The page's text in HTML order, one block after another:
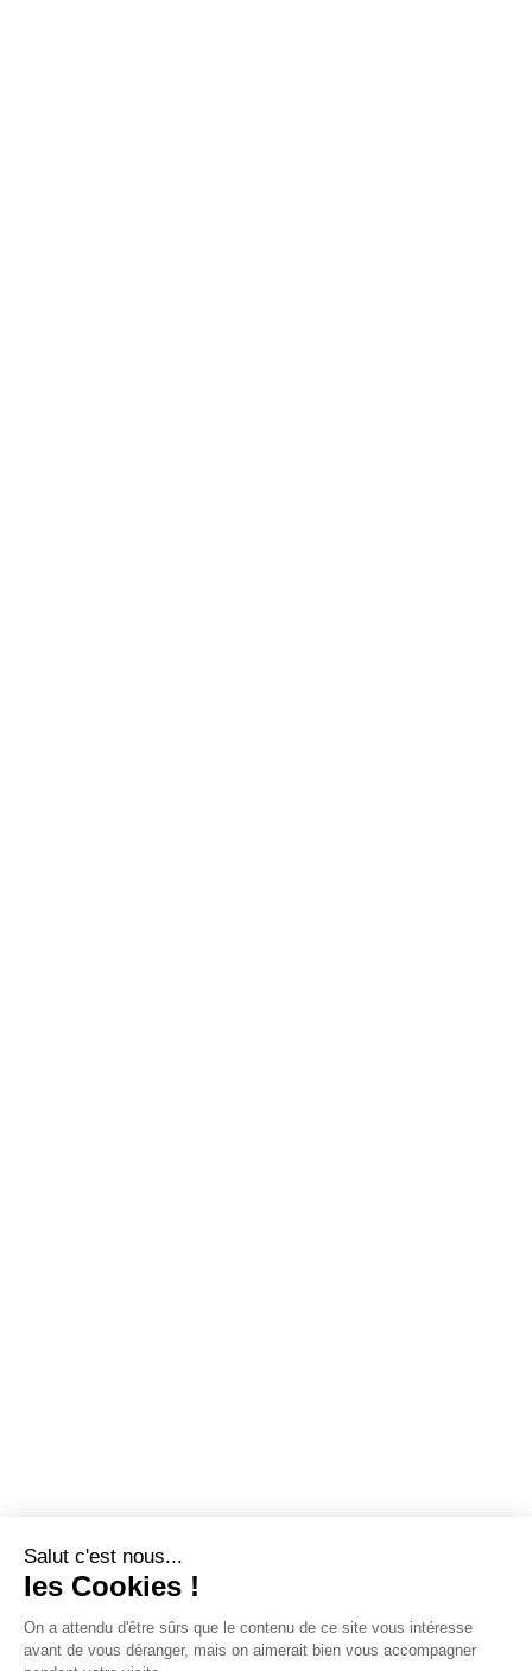
Salut c'est nous...
les Cookies !
On a attendu d'être sûrs que le contenu de ce site vous intéresse
avant de vous déranger, mais on aimerait bien vous accompagner